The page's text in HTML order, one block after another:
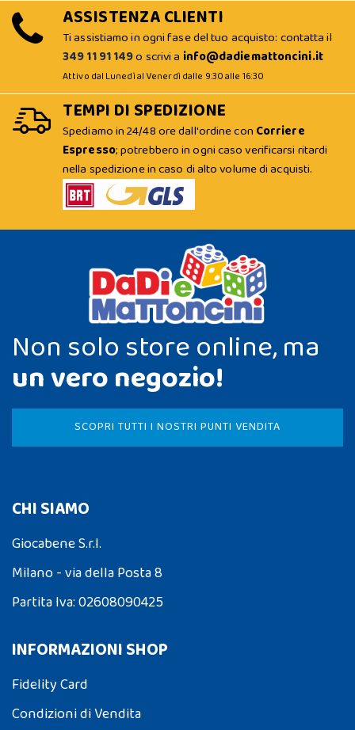
ASSISTENZA CLIENTI
Ti assistiamo in ogni fase del tuo acquisto: contatta il
349 11 91 149o scrivi a info@dadiemattoncini.it
Attivo dal Lunedì al Venerdì dalle 9:30 alle 16:30
TEMPI DI SPEDIZIONE
Spediamo in 24/48 ore dall'ordine con Corriere
Espresso; potrebbero in ogni caso verificarsi ritardi
nella spedizione in caso di alto volume di acquisti.
Non solo store online, ma
un vero negozio!
SCOPRI TUTTI I NOSTRI PUNTI VENDITA
CHI SIAMO
Giocabene S.r.l.
Milano - via della Posta 8
Partita Iva: 02608090425
INFORMAZIONI SHOP
Fidelity Card
Condizioni di Vendita